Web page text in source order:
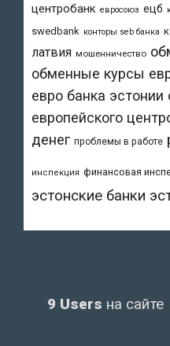
центробанк евросоюз ецб
swedbank конторы seb банка
латвия мошенничество
обменные курсы
евро банка эстонии
европейского
денег проблемы в работе
инспекция финансовая
эстонские банки
9 Users на сайте